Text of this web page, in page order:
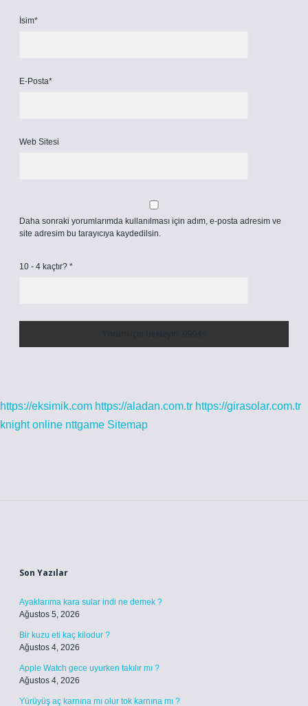
İsim*
E-Posta*
Web Sitesi
Daha sonraki yorumlarımda kullanılması için adım, e-posta adresim ve
site adresim bu tarayıcıya kaydedilsin.
10 - 4 kaçtır? *
https://eksimik.com https://aladan.com.tr https://girasolar.com.tr
knight online nttgame Sitemap
Son Yazılar
Ayaklarıma kara sular indi ne demek ?
Ağustos 5, 2026
Bir kuzu eti kaç kilodur ?
Ağustos 4, 2026
Apple Watch gece uyurken takılır mı ?
Ağustos 4, 2026
Yürüyüş aç karnına mı olur tok karnına mı ?